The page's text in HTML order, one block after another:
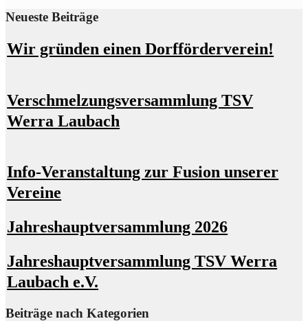
Neueste Beiträge
Wir gründen einen Dorfförderverein!
Verschmelzungsversammlung TSV
Werra Laubach
Info-Veranstaltung zur Fusion unserer
Vereine
Jahreshauptversammlung 2026
Jahreshauptversammlung TSV Werra
Laubach e.V.
Beiträge nach Kategorien